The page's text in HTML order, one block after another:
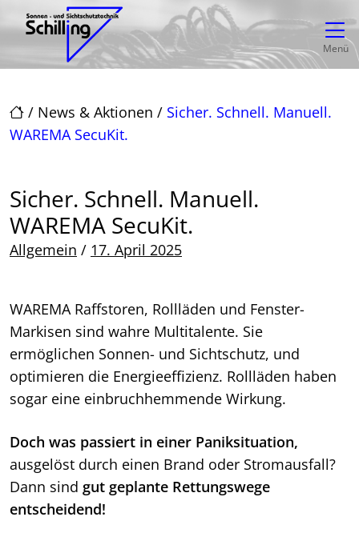
zur Top-Navigation
zur Hauptnavigation
Inhalt springen
zum Footer
Hauptnavigation
Menü
/ News & Aktionen / Sicher. Schnell. Manuell.
WAREMA SecuKit.
Sicher. Schnell. Manuell.
WAREMA SecuKit.
Allgemein / Posted on
17. April 2025
WAREMA Raffstoren, Rollläden und Fenster-
Markisen sind wahre Multitalente. Sie
ermöglichen Sonnen- und Sichtschutz, und
optimieren die Energieeffizienz. Rollläden haben
sogar eine einbruchhemmende Wirkung.
Doch was passiert in einer Paniksituation,
ausgelöst durch einen Brand oder Stromausfall?
Dann sind gut geplante Rettungswege
entscheidend!